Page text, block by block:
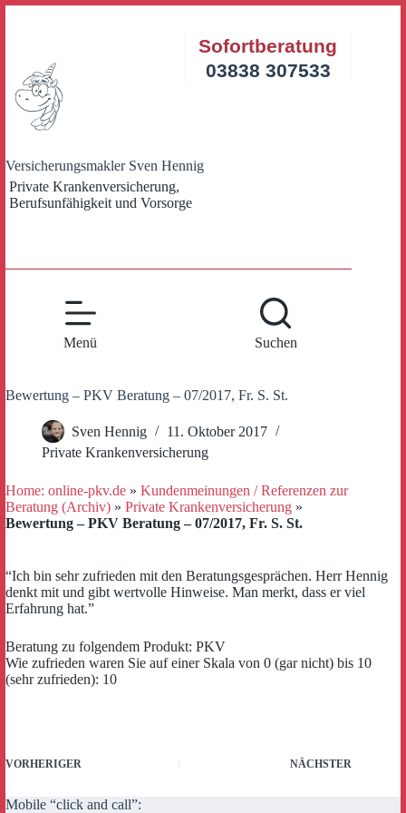
Versicherungsmakler Sven Hennig
Private Krankenversicherung,
Berufsunfähigkeit und Vorsorge
Sofortberatung
03838 307533
Menü Suchen
Bewertung – PKV Beratung – 07/2017, Fr. S. St.
Sven Hennig
11. Oktober 2017
Private Krankenversicherung
Home: online-pkv.de » Kundenmeinungen / Referenzen zur
Beratung (Archiv) » Private Krankenversicherung »
Bewertung – PKV Beratung – 07/2017, Fr. S. St.
“Ich bin sehr zufrieden mit den Beratungsgesprächen. Herr Hennig
denkt mit und gibt wertvolle Hinweise. Man merkt, dass er viel
Erfahrung hat.”
Beratung zu folgendem Produkt: PKV
Wie zufrieden waren Sie auf einer Skala von 0 (gar nicht) bis 10
(sehr zufrieden): 10
VORHERIGER NÄCHSTER
Mobile “click and call”: